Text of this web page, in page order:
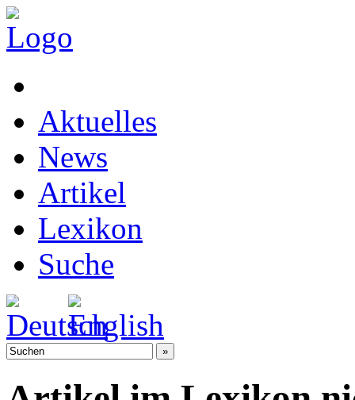
Aktuelles
News
Artikel
Lexikon
Suche